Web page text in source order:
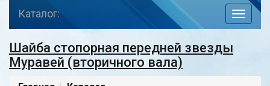
toggle
Каталог:
Шайба стопорная передней звезды
Муравей (вторичного вала)